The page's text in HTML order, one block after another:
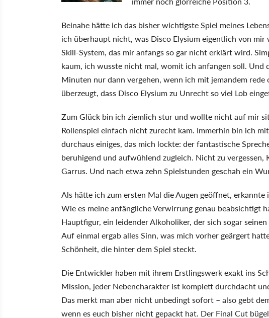
Beinahe hätte ich das bisher wichtigste Spiel meines
ich überhaupt nicht, was Disco Elysium eigentlich von
Skill-System, das mir anfangs so gar nicht erklärt wird.
kaum, ich wusste nicht mal, womit ich anfangen soll. Und
Minuten nur dann vergehen, wenn ich mit jemandem rede
überzeugt, dass Disco Elysium zu Unrecht so viel Lob
Zum Glück bin ich ziemlich stur und wollte nicht auf mir
Rollenspiel einfach nicht zurecht kam. Immerhin bin ich
durchaus einiges, das mich lockte: der fantastische
beruhigend und aufwühlend zugleich. Nicht zu
Garrus. Und nach etwa zehn Spielstunden geschah ein
Als hätte ich zum ersten Mal die Augen geöffnet,
Wie es meine anfängliche Verwirrung genau beabsichtigt
Hauptfigur, ein leidender Alkoholiker, der sich sogar
Auf einmal ergab alles Sinn, was mich vorher geärgert
Schönheit, die hinter dem Spiel steckt.
Die Entwickler haben mit ihrem Erstlingswerk exakt ins
Mission, jeder Nebencharakter ist komplett durchdacht
Das merkt man aber nicht unbedingt sofort – also gebt
wenn es euch bisher nicht gepackt hat. Der Final Cut